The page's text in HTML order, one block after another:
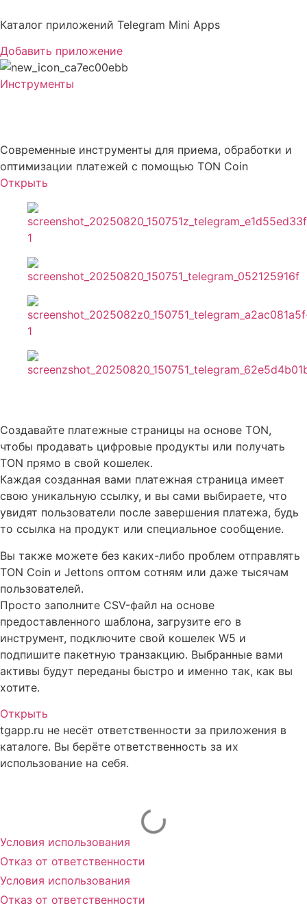
к
Каталог приложений Telegram Mini Apps
Добавить приложение
Инструменты
Современные инструменты для приема, обработки и
оптимизации платежей с помощью TON Coin
Открыть
Создавайте платежные страницы на основе TON,
чтобы продавать цифровые продукты или получать
TON прямо в свой кошелек.
Каждая созданная вами платежная страница имеет
свою уникальную ссылку, и вы сами выбираете, что
увидят пользователи после завершения платежа, будь
то ссылка на продукт или специальное сообщение.
Вы также можете без каких-либо проблем отправлять
TON Coin и Jettons оптом сотням или даже тысячам
пользователей.
Просто заполните CSV-файл на основе
предоставленного шаблона, загрузите его в
инструмент, подключите свой кошелек W5 и
подпишите пакетную транзакцию. Выбранные вами
активы будут переданы быстро и именно так, как вы
хотите.
Открыть
tgapp.ru не несёт ответственности за приложения в
каталоге. Вы берёте ответственность за их
использование на себя.
Условия использования
Отказ от ответственности
Условия использования
Отказ от ответственности